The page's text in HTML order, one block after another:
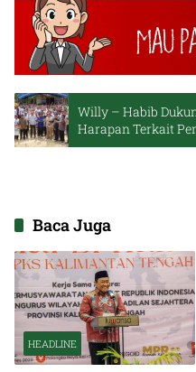
Willy – Habib
Harapan Terkait
Baca Juga
HEADLINE